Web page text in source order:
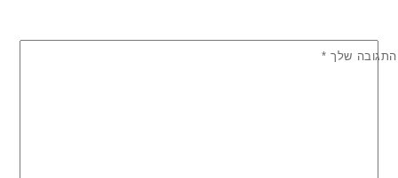
התגובה שלך *